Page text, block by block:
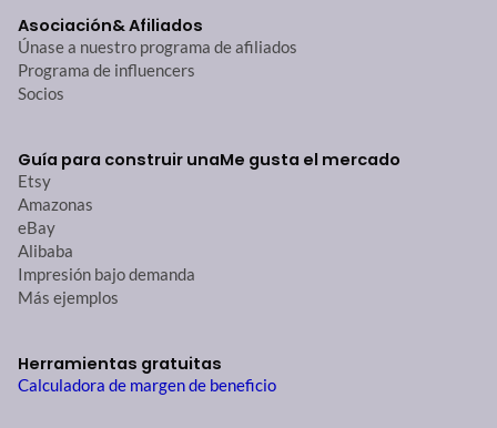
Asociación& Afiliados
Únase a nuestro programa de afiliados
Programa de influencers
Socios
Guía para construir unaMe gusta el mercado
Etsy
Amazonas
eBay
Alibaba
Impresión bajo demanda
Más ejemplos
Herramientas gratuitas
Calculadora de margen de beneficio